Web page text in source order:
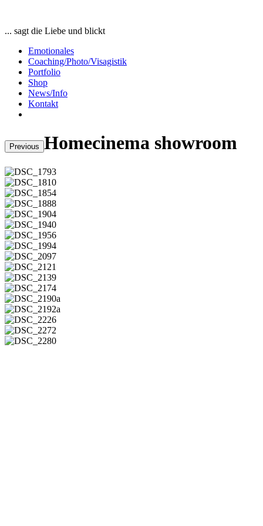
... sagt die Liebe und blickt
Emotionales
Coaching/Photo/Visagistik
Portfolio
Shop
News/Info
Kontakt
Previous Homecinema showroom